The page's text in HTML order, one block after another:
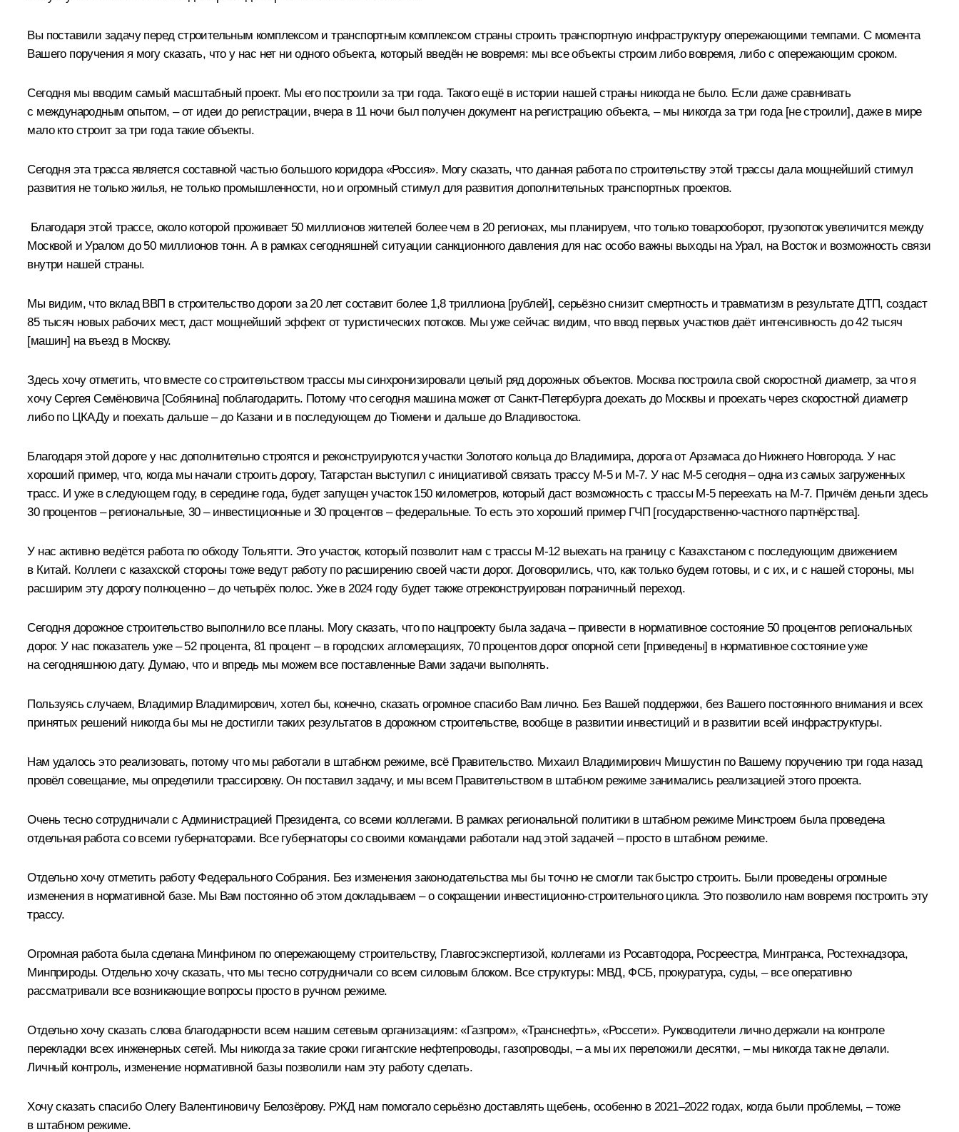
Вы поставили задачу перед строительным комплексом и транспортным комплексом страны строить транспортную инфраструктуру опережающими темпами. С момента
Вашего поручения я могу сказать, что у нас нет ни одного объекта, который введён не вовремя: мы все объекты строим либо вовремя, либо с опережающим сроком.
Сегодня мы вводим самый масштабный проект. Мы его построили за три года. Такого ещё в истории нашей страны никогда не было. Если даже сравнивать
с международным опытом, – от идеи до регистрации, вчера в 11 ночи был получен документ на регистрацию объекта, – мы никогда за три года [не строили], даже в мире
мало кто строит за три года такие объекты.
Сегодня эта трасса является составной частью большого коридора «Россия». Могу сказать, что данная работа по строительству этой трассы дала мощнейший стимул
развития не только жилья, не только промышленности, но и огромный стимул для развития дополнительных транспортных проектов.
Благодаря этой трассе, около которой проживает 50 миллионов жителей более чем в 20 регионах, мы планируем, что только товарооборот, грузопоток увеличится между
Москвой и Уралом до 50 миллионов тонн. А в рамках сегодняшней ситуации санкционного давления для нас особо важны выходы на Урал, на Восток и возможность связи
внутри нашей страны.
Мы видим, что вклад ВВП в строительство дороги за 20 лет составит более 1,8 триллиона [рублей], серьёзно снизит смертность и травматизм в результате ДТП, создаст
85 тысяч новых рабочих мест, даст мощнейший эффект от туристических потоков. Мы уже сейчас видим, что ввод первых участков даёт интенсивность до 42 тысяч
[машин] на въезд в Москву.
Здесь хочу отметить, что вместе со строительством трассы мы синхронизировали целый ряд дорожных объектов. Москва построила свой скоростной диаметр, за что я
хочу Сергея Семёновича [Собянина] поблагодарить. Потому что сегодня машина может от Санкт-Петербурга доехать до Москвы и проехать через скоростной диаметр
либо по ЦКАДу и поехать дальше – до Казани и в последующем до Тюмени и дальше до Владивостока.
Благодаря этой дороге у нас дополнительно строятся и реконструируются участки Золотого кольца до Владимира, дорога от Арзамаса до Нижнего Новгорода. У нас
хороший пример, что, когда мы начали строить дорогу, Татарстан выступил с инициативой связать трассу М-5 и М-7. У нас М-5 сегодня – одна из самых загруженных
трасс. И уже в следующем году, в середине года, будет запущен участок 150 километров, который даст возможность с трассы М-5 переехать на М-7. Причём деньги здесь
30 процентов – региональные, 30 – инвестиционные и 30 процентов – федеральные. То есть это хороший пример ГЧП [государственно-частного партнёрства].
У нас активно ведётся работа по обходу Тольятти. Это участок, который позволит нам с трассы М-12 выехать на границу с Казахстаном с последующим движением
в Китай. Коллеги с казахской стороны тоже ведут работу по расширению своей части дорог. Договорились, что, как только будем готовы, и с их, и с нашей стороны, мы
расширим эту дорогу полноценно – до четырёх полос. Уже в 2024 году будет также отреконструирован пограничный переход.
Сегодня дорожное строительство выполнило все планы. Могу сказать, что по нацпроекту была задача – привести в нормативное состояние 50 процентов региональных
дорог. У нас показатель уже – 52 процента, 81 процент – в городских агломерациях, 70 процентов дорог опорной сети [приведены] в нормативное состояние уже
на сегодняшнюю дату. Думаю, что и впредь мы можем все поставленные Вами задачи выполнять.
Пользуясь случаем, Владимир Владимирович, хотел бы, конечно, сказать огромное спасибо Вам лично. Без Вашей поддержки, без Вашего постоянного внимания и всех
принятых решений никогда бы мы не достигли таких результатов в дорожном строительстве, вообще в развитии инвестиций и в развитии всей инфраструктуры.
Нам удалось это реализовать, потому что мы работали в штабном режиме, всё Правительство. Михаил Владимирович Мишустин по Вашему поручению три года назад
провёл совещание, мы определили трассировку. Он поставил задачу, и мы всем Правительством в штабном режиме занимались реализацией этого проекта.
Очень тесно сотрудничали с Администрацией Президента, со всеми коллегами. В рамках региональной политики в штабном режиме Минстроем была проведена
отдельная работа со всеми губернаторами. Все губернаторы со своими командами работали над этой задачей – просто в штабном режиме.
Отдельно хочу отметить работу Федерального Собрания. Без изменения законодательства мы бы точно не смогли так быстро строить. Были проведены огромные
изменения в нормативной базе. Мы Вам постоянно об этом докладываем – о сокращении инвестиционно-строительного цикла. Это позволило нам вовремя построить эту
трассу.
Огромная работа была сделана Минфином по опережающему строительству, Главгосэкспертизой, коллегами из Росавтодора, Росреестра, Минтранса, Ростехнадзора,
Минприроды. Отдельно хочу сказать, что мы тесно сотрудничали со всем силовым блоком. Все структуры: МВД, ФСБ, прокуратура, суды, – все оперативно
рассматривали все возникающие вопросы просто в ручном режиме.
Отдельно хочу сказать слова благодарности всем нашим сетевым организациям: «Газпром», «Транснефть», «Россети». Руководители лично держали на контроле
перекладки всех инженерных сетей. Мы никогда за такие сроки гигантские нефтепроводы, газопроводы, – а мы их переложили десятки, – мы никогда так не делали.
Личный контроль, изменение нормативной базы позволили нам эту работу сделать.
Хочу сказать спасибо Олегу Валентиновичу Белозёрову. РЖД нам помогало серьёзно доставлять щебень, особенно в 2021–2022 годах, когда были проблемы, – тоже
в штабном режиме.